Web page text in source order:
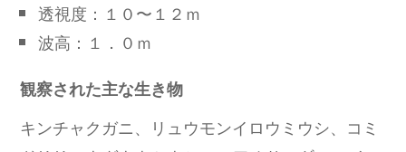
透視度：１０〜１２ｍ
波高：１．０ｍ
観察された主な生き物
キンチャクガニ、リュウモンイロウミウシ、コミ